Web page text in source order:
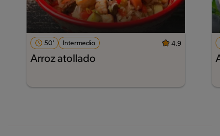
50' Intermedio 4.9
Arroz atollado